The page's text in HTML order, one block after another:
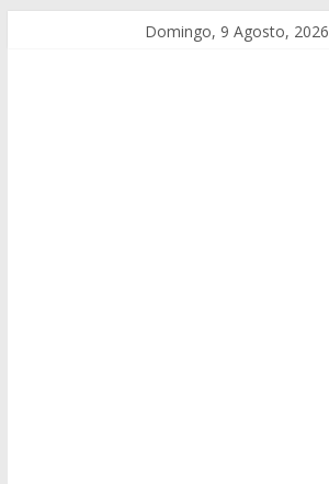
Domingo, 9 Agosto, 2026